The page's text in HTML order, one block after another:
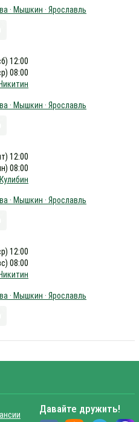
· Мышкин · Ярославль
12:00
08:00
· Мышкин · Ярославль
12:00
08:00
· Мышкин · Ярославль
12:00
08:00
· Мышкин · Ярославль
Давайте дружить!